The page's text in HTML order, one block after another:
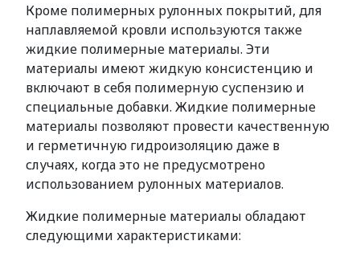
Кроме полимерных рулонных покрытий, для
наплавляемой кровли используются также
жидкие полимерные материалы. Эти
материалы имеют жидкую консистенцию и
включают в себя полимерную суспензию и
специальные добавки. Жидкие полимерные
материалы позволяют провести качественную
и герметичную гидроизоляцию даже в
случаях, когда это не предусмотрено
использованием рулонных материалов.
Жидкие полимерные материалы обладают
следующими характеристиками: